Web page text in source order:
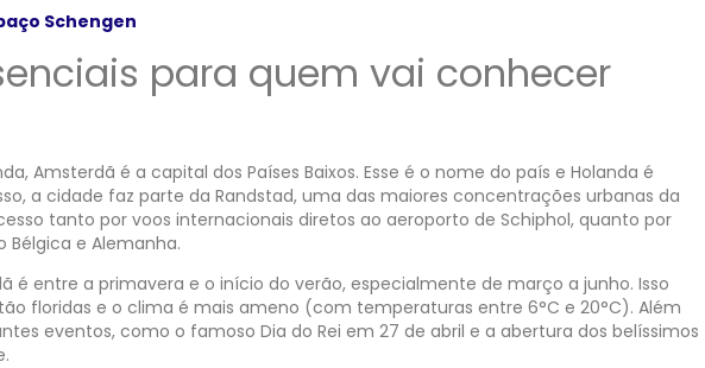
Schengen
para quem vai conhecer
Amsterdã é a capital dos Países Baixos. Esse é o nome do país e Holanda é
a cidade faz parte da Randstad, uma das maiores concentrações urbanas da
tanto por voos internacionais diretos ao aeroporto de Schiphol, quanto por
Bélgica e Alemanha.
é entre a primavera e o início do verão, especialmente de março a junho. Isso
floridas e o clima é mais ameno (com temperaturas entre 6°C e 20°C). Além
eventos, como o famoso Dia do Rei em 27 de abril e a abertura dos belíssimos